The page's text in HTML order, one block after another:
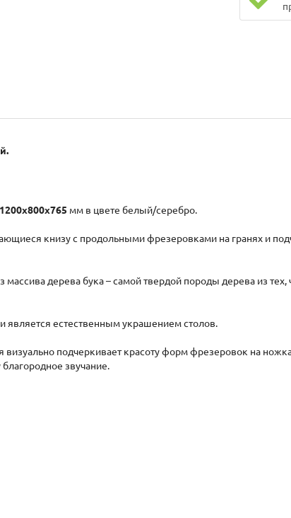
1200х800х765 мм в цвете белый/серебро.
книзу с продольными фрезеровками на гранях и
дерева бука – самой твердой породы дерева из тех,
является естественным украшением столов.
подчеркивает красоту форм фрезеровок на
звучание.